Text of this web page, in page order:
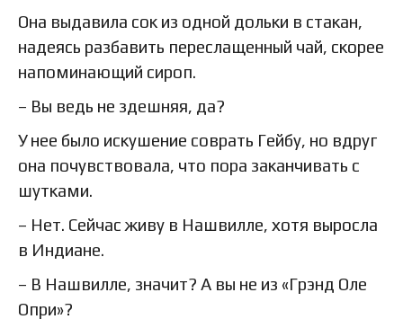
Она выдавила сок из одной дольки в стакан,
надеясь разбавить переслащенный чай, скорее
напоминающий сироп.
– Вы ведь не здешняя, да?
У нее было искушение соврать Гейбу, но вдруг
она почувствовала, что пора заканчивать с
шутками.
– Нет. Сейчас живу в Нашвилле, хотя выросла
в Индиане.
– В Нашвилле, значит? А вы не из «Грэнд Оле
Опри»?